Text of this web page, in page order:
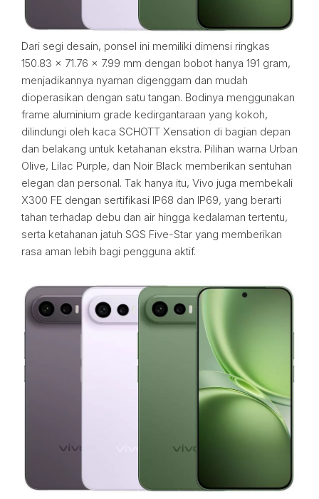
Dari segi desain, ponsel ini memiliki dimensi ringkas
150.83 x 71.76 x 7.99 mm dengan bobot hanya 191 gram,
menjadikannya nyaman digenggam dan mudah
dioperasikan dengan satu tangan. Bodinya menggunakan
frame aluminium grade kedirgantaraan yang kokoh,
dilindungi oleh kaca SCHOTT Xensation di bagian depan
dan belakang untuk ketahanan ekstra. Pilihan warna Urban
Olive, Lilac Purple, dan Noir Black memberikan sentuhan
elegan dan personal. Tak hanya itu, Vivo juga membekali
X300 FE dengan sertifikasi IP68 dan IP69, yang berarti
tahan terhadap debu dan air hingga kedalaman tertentu,
serta ketahanan jatuh SGS Five-Star yang memberikan
rasa aman lebih bagi pengguna aktif.